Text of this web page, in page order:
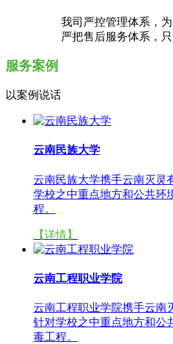
我司严控管理体系，
严把售后服务体系，
服务案例
以案例说话
云南民族大学
云南民族大学携手云南灭灵
学校之中重点地方和公共环
程。
【详情】
云南工程职业学院
云南工程职业学院携手云南
针对学校之中重点地方和公
毒工程。